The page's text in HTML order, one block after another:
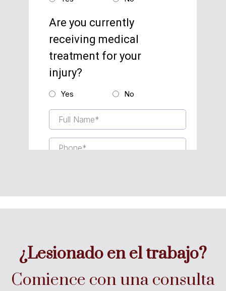
¿Lesionado en el trabajo?
Comience con una consulta